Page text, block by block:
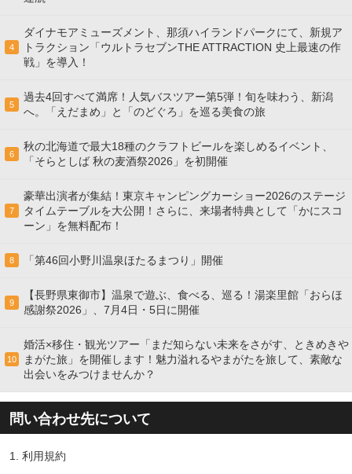
4
ダイナモアミューズメント、那須ハイランドパークにて、新規ア
トラクション「ウルトラセブンTHE ATTRACTION 史上最速の作
戦」を導入！
5
過去4回すべて満席！人気バスツアー第5弾！旬を味わう、新潟
へ。「えだまめ」と「のどぐろ」を巡る美食の旅
6
秋の北海道で最大18種のクラフトビールを楽しめるイベント、
「そらとしば 秋の麦酒祭2026」を初開催
7
豪華出演者が集結！東京キャンピングカーショー2026のステージ
タイムテーブルを大公開！さらに、来場者特典として「かにスコ
ーン」を無料配布！
8 「第46回小野川温泉ほたるまつり」開催
9
【長野県東御市】温泉で遊ぶ、食べる、巡る！湯楽里館「おらほ
感謝祭2026」、7月4日・5日に開催
10
婚活×移住・観光ツアー「まだ知らない未来をさがす、ときめきや
まがた旅」を開催します！魅力溢れるやまがたを旅して、素敵な
出会いをみつけませんか？
問い合わせ先について
1. 利用規約